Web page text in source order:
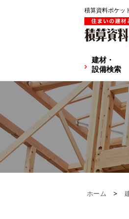
積算資料ポケッ
建材・
設備検索
ホーム >